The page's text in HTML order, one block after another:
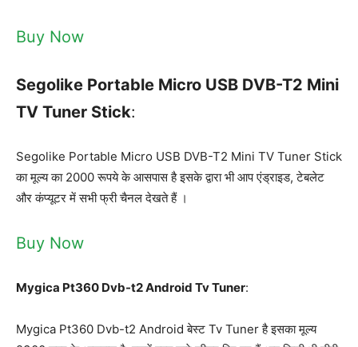
Buy Now
Segolike Portable Micro USB DVB-T2 Mini
TV Tuner Stick:
Segolike Portable Micro USB DVB-T2 Mini TV Tuner Stick
का मूल्य का 2000 रूपये के आसपास है इसके द्वारा भी आप एंड्राइड, टेबलेट
और कंप्यूटर में सभी फ्री चैनल देखते हैं ।
Buy Now
Mygica Pt360 Dvb-t2 Android Tv Tuner:
Mygica Pt360 Dvb-t2 Android बेस्ट Tv Tuner है इसका मूल्य